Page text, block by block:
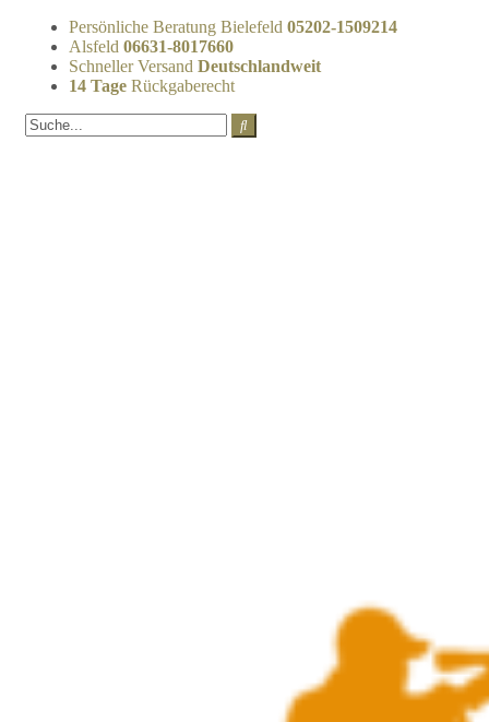
Persönliche Beratung Bielefeld 05202-1509214
Alsfeld 06631-8017660
Schneller Versand Deutschlandweit
14 Tage Rückgaberecht